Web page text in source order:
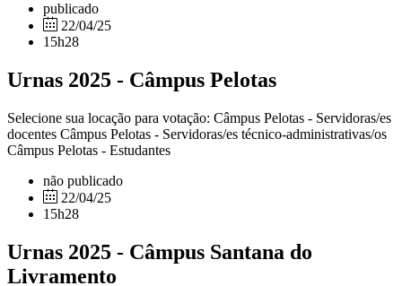
publicado
22/04/25
15h28
Urnas 2025 - Câmpus Pelotas
Selecione sua locação para votação: Câmpus Pelotas - Servidoras/es
docentes Câmpus Pelotas - Servidoras/es técnico-administrativas/os
Câmpus Pelotas - Estudantes
não publicado
22/04/25
15h28
Urnas 2025 - Câmpus Santana do
Livramento